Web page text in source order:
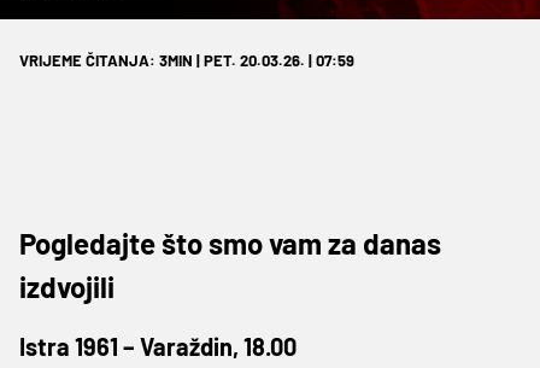
VRIJEME ČITANJA: 3MIN | PET. 20.03.26. | 07:59
Pogledajte što smo vam za danas
izdvojili
Istra 1961 – Varaždin, 18.00